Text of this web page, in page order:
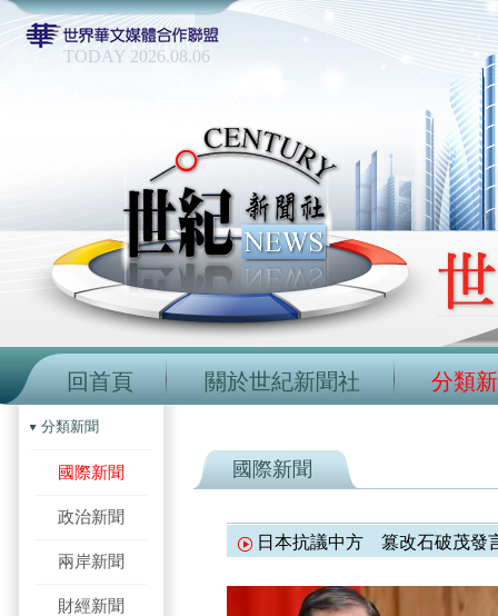
TODAY 2026.08.06
回首頁 關於世紀新聞社 分類
分類新聞
國際新聞
政治新聞
兩岸新聞
財經新聞
國際新聞
日本抗議中方 篡改石破茂發